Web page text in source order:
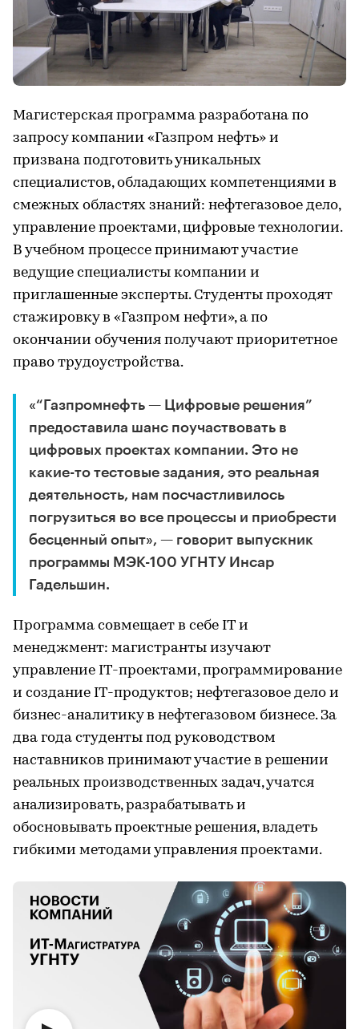
Магистерская программа разработана по
запросу компании «Газпром нефть» и
призвана подготовить уникальных
специалистов, обладающих компетенциями в
смежных областях знаний: нефтегазовое дело,
управление проектами, цифровые технологии.
В учебном процессе принимают участие
ведущие специалисты компании и
приглашенные эксперты. Студенты проходят
стажировку в «Газпром нефти», а по
окончании обучения получают приоритетное
право трудоустройства.
«“Газпромнефть — Цифровые решения”
предоставила шанс поучаствовать в
цифровых проектах компании. Это не
какие-то тестовые задания, это реальная
деятельность, нам посчастливилось
погрузиться во все процессы и приобрести
бесценный опыт», — говорит выпускник
программы МЭК-100 УГНТУ Инсар
Гадельшин.
Программа совмещает в себе IT и
менеджмент: магистранты изучают
управление IT-проектами, программирование
и создание IT-продуктов; нефтегазовое дело и
бизнес-аналитику в нефтегазовом бизнесе. За
два года студенты под руководством
наставников принимают участие в решении
реальных производственных задач, учатся
анализировать, разрабатывать и
обосновывать проектные решения, владеть
гибкими методами управления проектами.